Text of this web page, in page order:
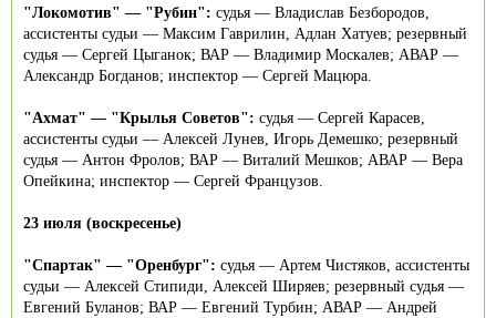
"Локомотив" — "Рубин": судья — Владислав Безбородов,
ассистенты судьи — Максим Гаврилин, Адлан Хатуев; резервный
судья — Сергей Цыганок; ВАР — Владимир Москалев; АВАР —
Александр Богданов; инспектор — Сергей Мацюра.
"Ахмат" — "Крылья Советов": судья — Сергей Карасев,
ассистенты судьи — Алексей Лунев, Игорь Демешко; резервный
судья — Антон Фролов; ВАР — Виталий Мешков; АВАР — Вера
Опейкина; инспектор — Сергей Французов.
23 июля (воскресенье)
"Спартак" — "Оренбург": судья — Артем Чистяков, ассистенты
судьи — Алексей Стипиди, Алексей Ширяев; резервный судья —
Евгений Буланов; ВАР — Евгений Турбин; АВАР — Андрей